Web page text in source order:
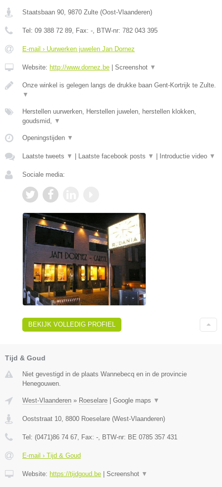
Staatsbaan 90, 9870 Zulte (Oost-Vlaanderen)
Tel: 09 388 72 89, Fax: -, BTW-nr: 782 043 395
E-mail › Uurwerken juwelen Jan Dornez
Website: http://www.dornez.be Screenshot ▼
Onze winkel is gelegen langs de drukke baan Gent-Kortrijk te Zulte.
▼
Herstellen uurwerken, Herstellen juwelen, herstellen klokken,
goudsmid, ▼
Openingstijden ▼
Laatste tweets ▼ Laatste facebook posts ▼ Introductie video ▼
Sociale media:
BEKIJK VOLLEDIG PROFIEL
Tijd & Goud
Niet gevestigd in de plaats Wannebecq en in de provincie
Henegouwen.
West-Vlaanderen » Roeselare | Google maps ▼
Ooststraat 10 8800 Roeselare (West-Vlaanderen)
Tel: (0471)86 74 67 , Fax: - , BTW-nr: BE 0785 357 431
E-mail › Tijd & Goud
Website: https://tijdgoud.be | Screenshot ▼